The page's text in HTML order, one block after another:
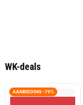
WK-deals
AANBIEDING -79%